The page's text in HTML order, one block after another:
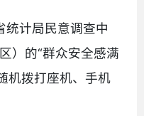
统计局民意调查中
）的“群众安全感满
机拨打座机、手机